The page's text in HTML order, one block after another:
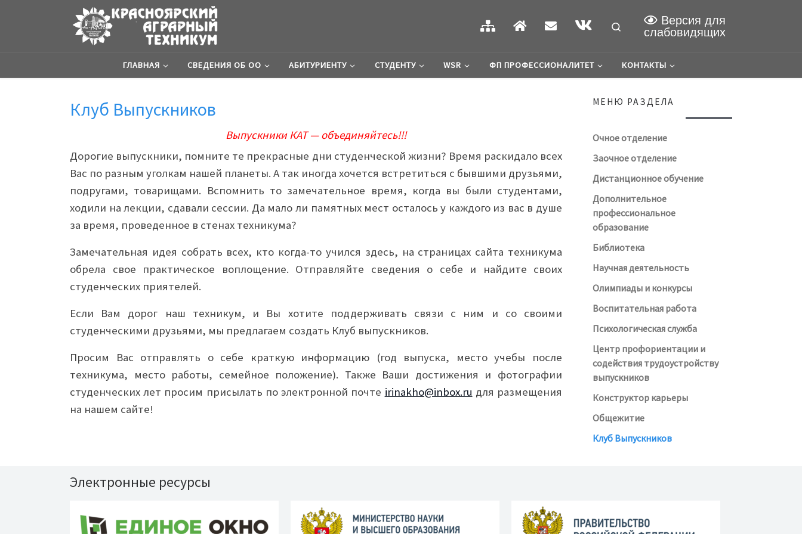
Search
Версия для
слабовидящих
ГЛАВНАЯ СВЕДЕНИЯ ОБ ОО АБИТУРИЕНТУ СТУДЕНТУ WSR ФП ПРОФЕССИОНАЛИТЕТ КОНТАКТЫ
Клуб Выпускников
Выпускники КАТ — объединяйтесь!!!
Дорогие выпускники, помните те прекрасные дни студенческой жизни? Время раскидало всех
Вас по разным уголкам нашей планеты. А так иногда хочется встретиться с бывшими друзьями,
подругами, товарищами. Вспомнить то замечательное время, когда вы были студентами,
ходили на лекции, сдавали сессии. Да мало ли памятных мест осталось у каждого из вас в душе
за время, проведенное в стенах техникума?
Замечательная идея собрать всех, кто когда-то учился здесь, на страницах сайта техникума
обрела свое практическое воплощение. Отправляйте сведения о себе и найдите своих
студенческих приятелей.
Если Вам дорог наш техникум, и Вы хотите поддерживать связи с ним и со своими
студенческими друзьями, мы предлагаем создать Клуб выпускников.
Просим Вас отправлять о себе краткую информацию (год выпуска, место учебы после
техникума, место работы, семейное положение). Также Ваши достижения и фотографии
студенческих лет просим присылать по электронной почте irinakho@inbox.ru для размещения
на нашем сайте!
МЕНЮ РАЗДЕЛА
Очное отделение
Заочное отделение
Дистанционное обучение
Дополнительное
профессиональное
образование
Библиотека
Научная деятельность
Олимпиады и конкурсы
Воспитательная работа
Психологическая служба
Центр профориентации и
содействия трудоустройству
выпускников
Конструктор карьеры
Общежитие
Клуб Выпускников
Электронные ресурсы